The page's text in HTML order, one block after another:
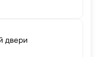
двери